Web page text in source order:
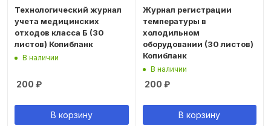
Технологический журнал
учета медицинских
отходов класса Б (30
листов) Копибланк
В наличии
200 ₽
В корзину
Журнал регистрации
температуры в
холодильном
оборудовании (30 листов)
Копибланк
В наличии
200 ₽
В корзину